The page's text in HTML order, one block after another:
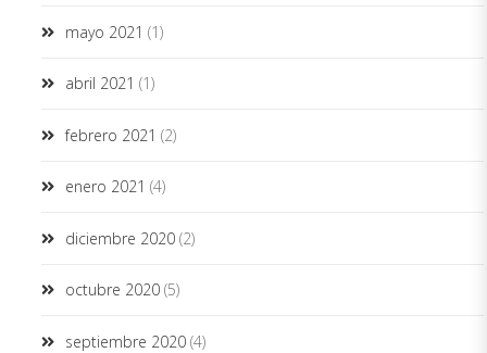
mayo 2021 (1)
abril 2021 (1)
febrero 2021 (2)
enero 2021 (4)
diciembre 2020 (2)
octubre 2020 (5)
septiembre 2020 (4)